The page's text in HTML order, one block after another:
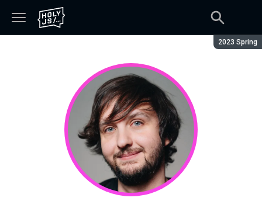
Сезон:
2023 Spring